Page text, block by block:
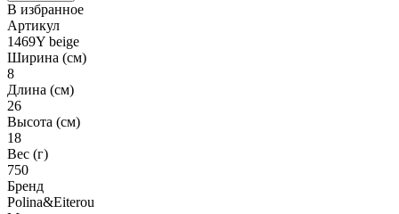
В избранное
Артикул
1469Y beige
Ширина (см)
8
Длина (см)
26
Высота (см)
18
Вес (г)
750
Бренд
Polina&Eiterou